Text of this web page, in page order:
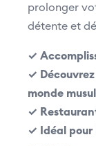
prolonger
détente et
✓
✓ Découvrez
monde
✓
✓ Idéal pour